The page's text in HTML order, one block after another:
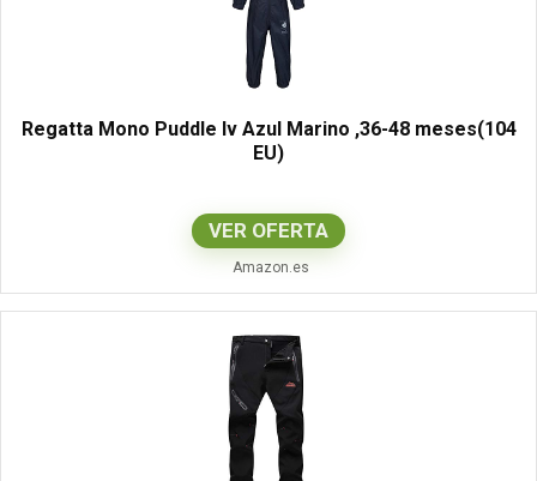
Regatta Mono Puddle Iv Azul Marino ,36-48 meses(104
EU)
VER OFERTA
Amazon.es